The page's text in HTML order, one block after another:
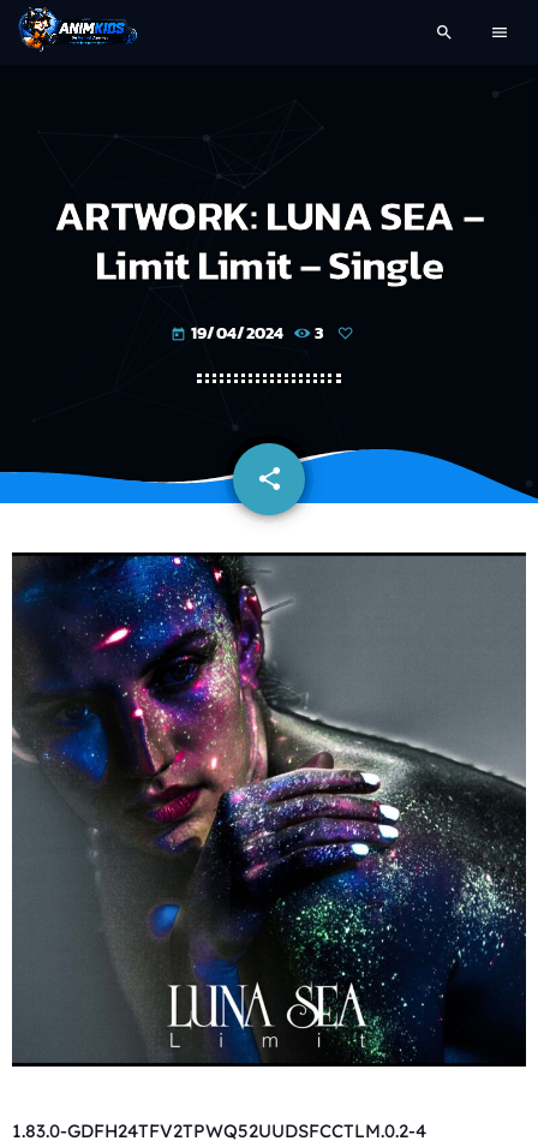
search menu
ARTWORK: LUNA SEA –
Limit Limit – Single
today 19/04/2024 3
share
email
1.83.0-GDFH24TFV2TPWQ52UUDSFCCTLM.0.2-4